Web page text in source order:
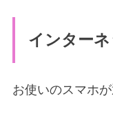
インター
お使いのスマホ